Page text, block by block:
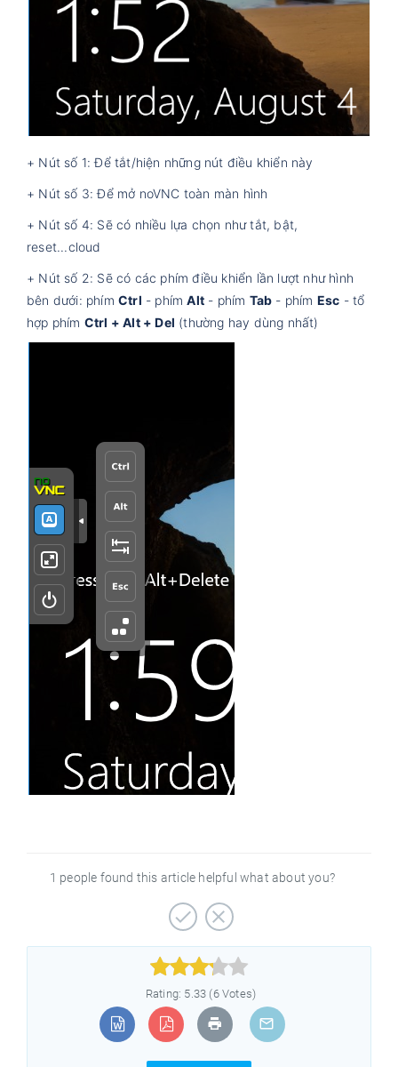
+ Nút số 1: Để tắt/hiện những nút điều khiển này
+ Nút số 3: Để mở noVNC toàn màn hình
+ Nút số 4: Sẽ có nhiều lựa chọn như tắt, bật,
reset...cloud
+ Nút số 2: Sẽ có các phím điều khiển lần lượt như hình
bên dưới: phím Ctrl - phímAlt - phím Tab - phím Esc - tổ
hợp phím Ctrl + Alt + Del (thường hay dùng nhất)
1 people found this article helpful what about you?



Rating: 5.33 (6 Votes)